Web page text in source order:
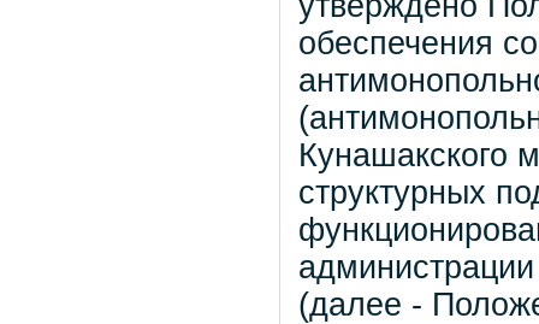
обеспечения
Кунашакского
структурных
(далее -